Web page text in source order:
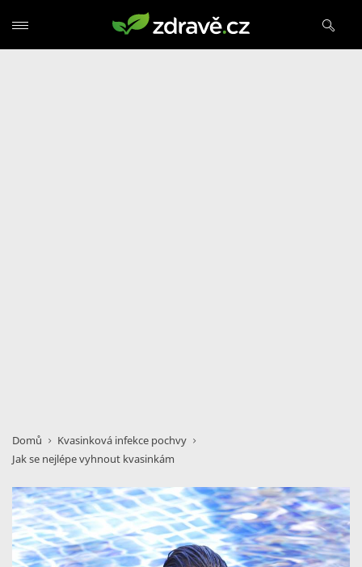
Domů
Kvasinková infekce pochvy
Jak se nejlépe vyhnout kvasinkám